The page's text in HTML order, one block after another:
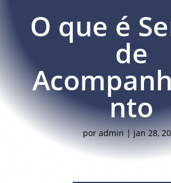
O que é
de
nto
poradmin|jan 28,